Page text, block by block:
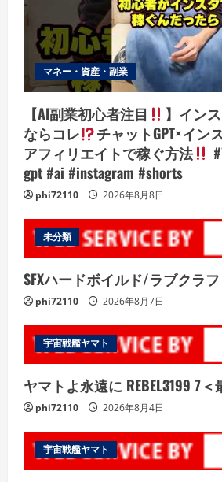
マネー・資産・副業
【AI副業初心者注目
】イン
ならコレ
チャットGPT×イン
アフィリエイトで稼ぐ方法
gpt #ai #instagram #shorts
phi72110 2026年8月8日
未分類
SFXハードボイルド/ラブクラフ
phi72110 2026年8月7日
宇宙戦艦ヤマト
ヤマトよ永遠に REBEL3199 7＜
phi72110 2026年8月4日
宇宙戦艦ヤマト